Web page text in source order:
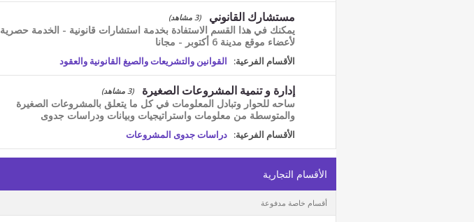
مستشارك القانوني (3 مشاهد)
يمكنك في هذا القسم الاستفادة بخدمة استشارات قانونية - الخدمة حصرية
لأعضاء موقع مدينة 6 أكتوبر - مجانا
الأقسام الفرعية: القوانين والتشريعات والصيغ القانونية والعقود
إدارة و تنمية المشروعات الصغيرة (3 مشاهد)
ساحه للحوار وتبادل المعلومات في كل ما يتعلق بالمشروعات الصغيرة
والمتوسطة من معلومات واستراتيجيات وبيانات ودراسات جدوى
الأقسام الفرعية: دراسات جدوى المشروعات
الأقسام التجارية
أقسام خاصة مدفوعة